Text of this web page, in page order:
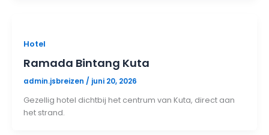
Hotel
Ramada Bintang Kuta
admin.jsbreizen / juni 20, 2026
Gezellig hotel dichtbij het centrum van Kuta, direct aan
het strand.